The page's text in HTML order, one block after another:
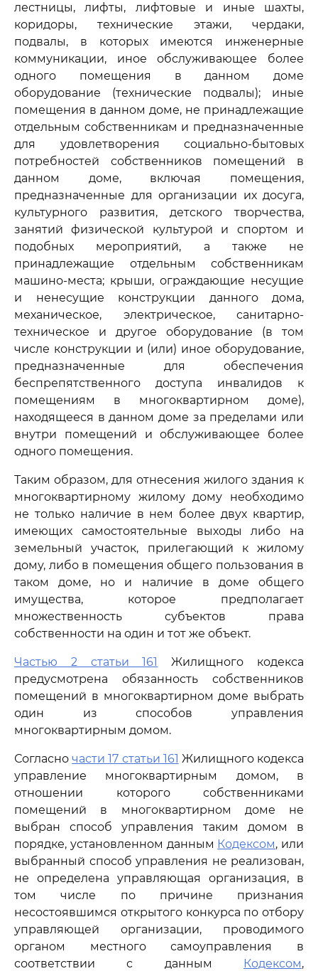
лестницы, лифты, лифтовые и иные шахты,
коридоры, технические этажи, чердаки,
подвалы, в которых имеются инженерные
коммуникации, иное обслуживающее более
одного помещения в данном доме
оборудование (технические подвалы); иные
помещения в данном доме, не принадлежащие
отдельным собственникам и предназначенные
для удовлетворения социально-бытовых
потребностей собственников помещений в
данном доме, включая помещения,
предназначенные для организации их досуга,
культурного развития, детского творчества,
занятий физической культурой и спортом и
подобных мероприятий, а также не
принадлежащие отдельным собственникам
машино-места; крыши, ограждающие несущие
и ненесущие конструкции данного дома,
механическое, электрическое, санитарно-
техническое и другое оборудование (в том
числе конструкции и (или) иное оборудование,
предназначенные для обеспечения
беспрепятственного доступа инвалидов к
помещениям в многоквартирном доме),
находящееся в данном доме за пределами или
внутри помещений и обслуживающее более
одного помещения.
Таким образом, для отнесения жилого здания к
многоквартирному жилому дому необходимо
не только наличие в нем более двух квартир,
имеющих самостоятельные выходы либо на
земельный участок, прилегающий к жилому
дому, либо в помещения общего пользования в
таком доме, но и наличие в доме общего
имущества, которое предполагает
множественность субъектов права
собственности на один и тот же объект.
Частью 2 статьи 161
Жилищного кодекса
предусмотрена обязанность собственников
помещений в многоквартирном доме выбрать
один из способов управления
многоквартирным домом.
Согласночасти 17 статьи 161 Жилищного кодекса
управление многоквартирным домом, в
отношении которого собственниками
помещений в многоквартирном доме не
выбран способ управления таким домом в
порядке, установленном данным Кодексом, или
выбранный способ управления не реализован,
не определена управляющая организация, в
том числе по причине признания
несостоявшимся открытого конкурса по отбору
управляющей организации, проводимого
органом местного самоуправления в
соответствии с данным
Кодексом,